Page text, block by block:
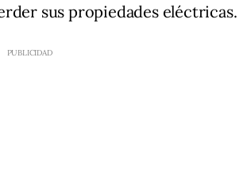
sus propiedades eléctricas.